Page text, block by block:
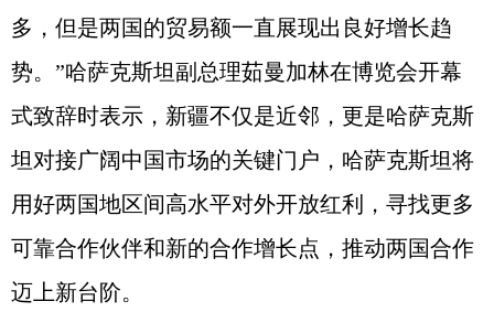
多，但是两国的贸易额一直展现出良好增长趋
势。”哈萨克斯坦副总理茹曼加林在博览会开幕
式致辞时表示，新疆不仅是近邻，更是哈萨克斯
坦对接广阔中国市场的关键门户，哈萨克斯坦将
用好两国地区间高水平对外开放红利，寻找更多
可靠合作伙伴和新的合作增长点，推动两国合作
迈上新台阶。